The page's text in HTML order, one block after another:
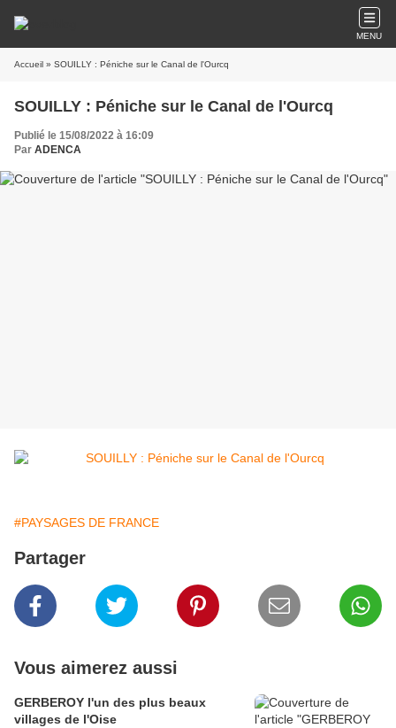
MENU
Accueil » SOUILLY : Péniche sur le Canal de l'Ourcq
SOUILLY : Péniche sur le Canal de l'Ourcq
Publié le 15/08/2022 à 16:09
Par ADENCA
#PAYSAGES DE FRANCE
Partager
Vous aimerez aussi
GERBEROY l'un des plus beaux
villages de l'Oise